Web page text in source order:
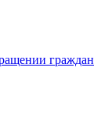
граждан